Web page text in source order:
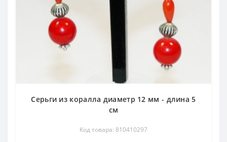
Серьги из коралла диаметр 12 мм - длина 5
см
Код товара: 810410297